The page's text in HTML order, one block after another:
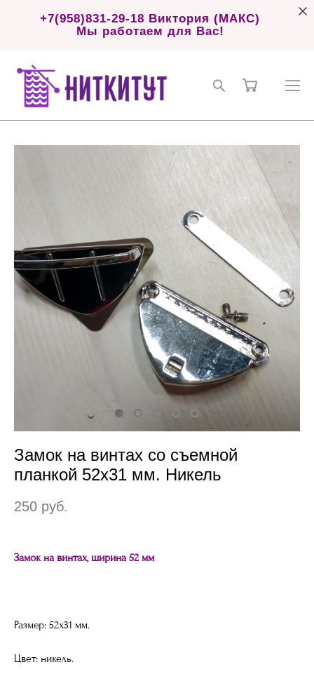
+7(958)831-29-18 Виктория (МАКС)
Мы работаем для Вас!
Замок на винтах со съемной
планкой 52х31 мм. Никель
250 pуб.
Замок на винтах, ширина52 мм
Размер: 52х31 мм.
Цвет: никель.